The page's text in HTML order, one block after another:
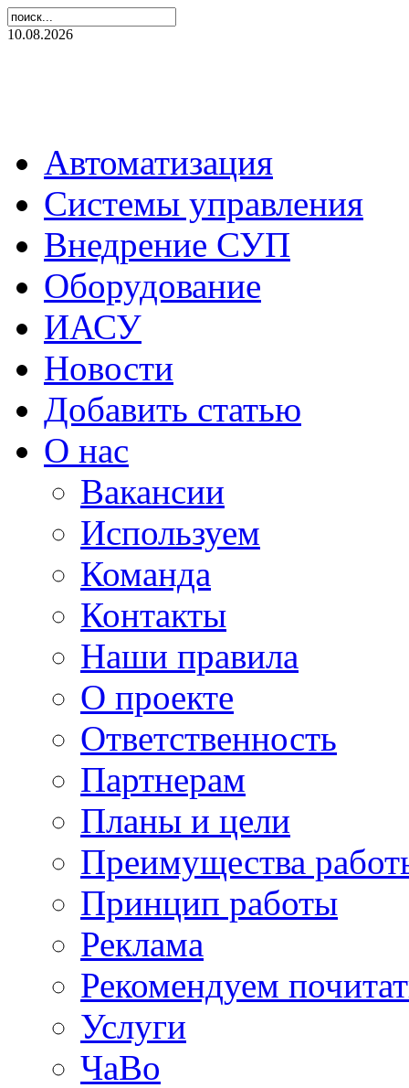
10.08.2026
Автоматизация
Системы управления
Внедрение СУП
Оборудование
ИАСУ
Новости
Добавить статью
О нас
Вакансии
Используем
Команда
Контакты
Наши правила
О проекте
Ответственность
Партнерам
Планы и цели
Преимущества
Принцип работы
Реклама
Рекомендуем
Услуги
ЧаВо